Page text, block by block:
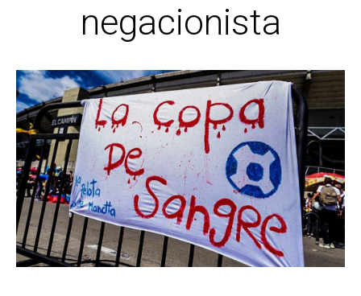
negacionista